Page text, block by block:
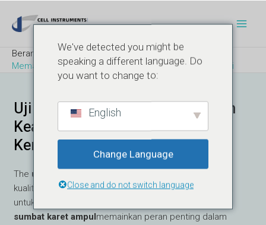
konten
Beranda
Blog
Memahami Uji Penutupan Karet untuk Kemasan Farmasi
Uji Penutupan Karet: Memastikan
Keamanan dan Kualitas dalam
Kemasan Farmasi
The uji penutupan karet
kualitas yang penting dalam industri farmasi, khususnya
untuk produk obat injeksi. Penutup elastomer, seperti
sumbat karet ampulmemainkan peran penting dalam
pos
We've detected you might be
speaking a different language. Do
you want to change to:
English
Change Language
Close and do not switch language